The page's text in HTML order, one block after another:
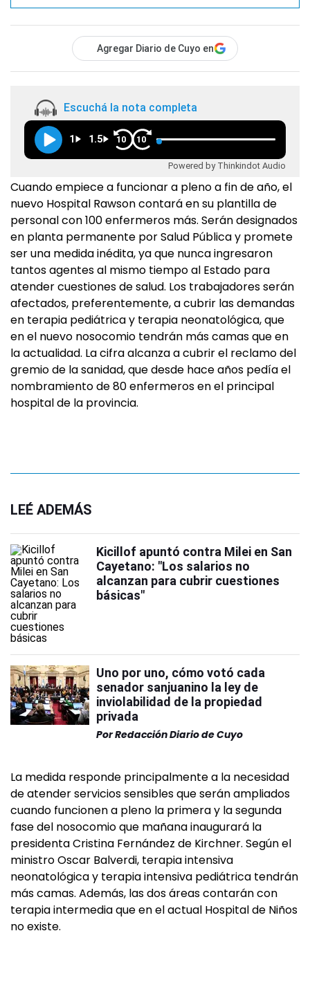
Agregar Diario de Cuyo en
Escuchá la nota completa
1 1.5 10 10
Powered by Thinkindot Audio
Cuando empiece a funcionar a pleno a fin de año, el
nuevo Hospital Rawson contará en su plantilla de
personal con 100 enfermeros más. Serán designados
en planta permanente por Salud Pública y promete
ser una medida inédita, ya que nunca ingresaron
tantos agentes al mismo tiempo al Estado para
atender cuestiones de salud. Los trabajadores serán
afectados, preferentemente, a cubrir las demandas
en terapia pediátrica y terapia neonatológica, que
en el nuevo nosocomio tendrán más camas que en
la actualidad. La cifra alcanza a cubrir el reclamo del
gremio de la sanidad, que desde hace años pedía el
nombramiento de 80 enfermeros en el principal
hospital de la provincia.
LEÉ ADEMÁS
Kicillof apuntó contra Milei en San
Cayetano: "Los salarios no
alcanzan para cubrir cuestiones
básicas"
Uno por uno, cómo votó cada
senador sanjuanino la ley de
inviolabilidad de la propiedad
privada
PorRedacción Diario de Cuyo
La medida responde principalmente a la necesidad
de atender servicios sensibles que serán ampliados
cuando funcionen a pleno la primera y la segunda
fase del nosocomio que mañana inaugurará la
presidenta Cristina Fernández de Kirchner. Según el
ministro Oscar Balverdi, terapia intensiva
neonatológica y terapia intensiva pediátrica tendrán
más camas. Además, las dos áreas contarán con
terapia intermedia que en el actual Hospital de Niños
no existe.